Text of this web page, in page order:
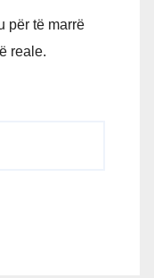
për të marrë
reale.